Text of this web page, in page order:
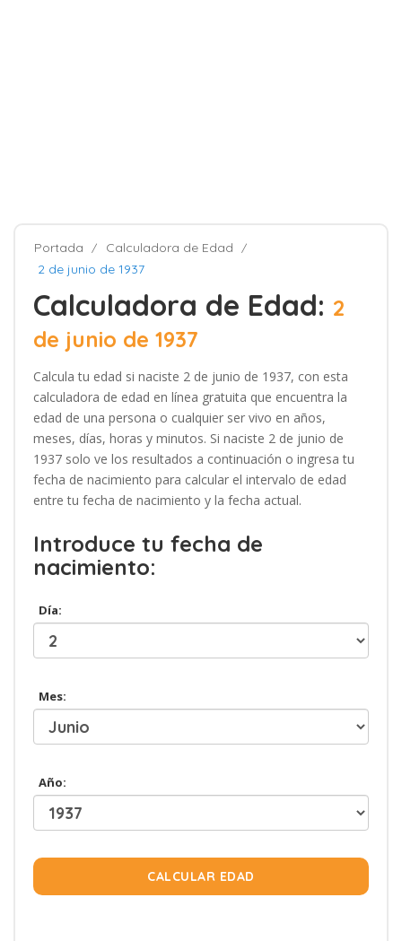
Portada
Calculadora de Edad
2 de junio de 1937
Calculadora de Edad: 2
de junio de 1937
Calcula tu edad si naciste 2 de junio de 1937, con esta
calculadora de edad en línea gratuita que encuentra la
edad de una persona o cualquier ser vivo en años,
meses, días, horas y minutos. Si naciste 2 de junio de
1937 solo ve los resultados a continuación o ingresa tu
fecha de nacimiento para calcular el intervalo de edad
entre tu fecha de nacimiento y la fecha actual.
Introduce tu fecha de
nacimiento:
Día:
Mes:
Año:
CALCULAR EDAD